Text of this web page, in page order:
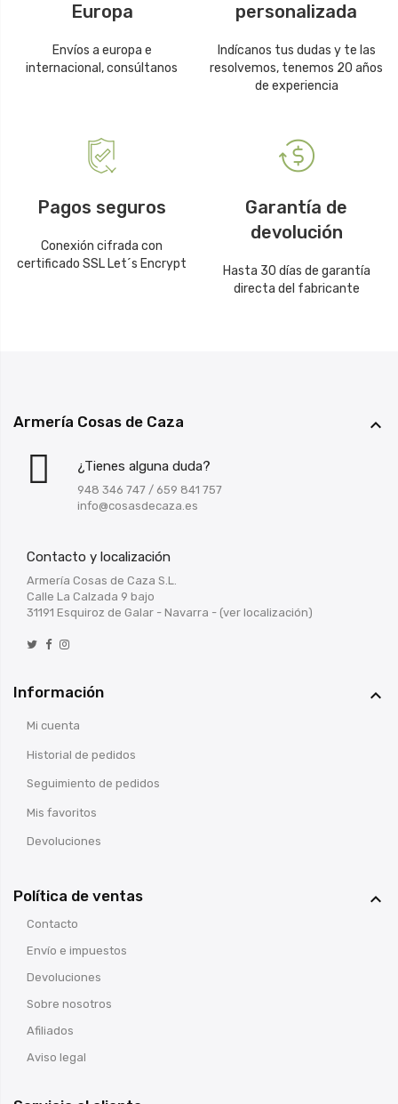
Europa
Envíos a europa e
internacional, consúltanos
personalizada
Indícanos tus dudas y te las
resolvemos, tenemos 20 años
de experiencia
Pagos seguros
Conexión cifrada con
certificado SSL Let´s Encrypt
Garantía de
devolución
Hasta 30 días de garantía
directa del fabricante
Armería Cosas de Caza 
¿Tienes alguna duda?
948 346 747 / 659 841 757
info@cosasdecaza.es
Contacto y localización
Armería Cosas de Caza S.L.
Calle La Calzada 9 bajo
31191 Esquiroz de Galar - Navarra - (ver localización)
Información 
Mi cuenta
Historial de pedidos
Seguimiento de pedidos
Mis favoritos
Devoluciones
Política de ventas 
Contacto
Envío e impuestos
Devoluciones
Sobre nosotros
Afiliados
Aviso legal